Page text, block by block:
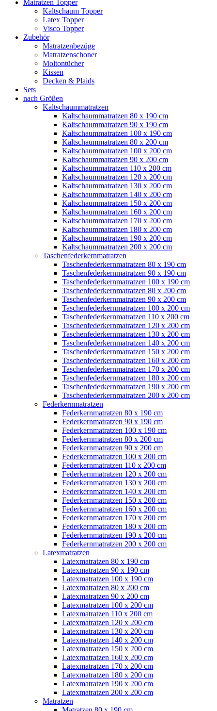
Matratzen Topper
Kaltschaum Topper
Latex Topper
Visco Topper
Zubehör
Matratzenbezüge
Matratzenschoner
Moltontücher
Kissen
Decken & Plaids
Sets
nach Größen
Kaltschaummatratzen
Kaltschaummatratzen 80 x 190 cm
Kaltschaummatratzen 90 x 190 cm
Kaltschaummatratzen 100 x 190 cm
Kaltschaummatratzen 80 x 200 cm
Kaltschaummatratzen 100 x 200 cm
Kaltschaummatratzen 90 x 200 cm
Kaltschaummatratzen 110 x 200 cm
Kaltschaummatratzen 120 x 200 cm
Kaltschaummatratzen 130 x 200 cm
Kaltschaummatratzen 140 x 200 cm
Kaltschaummatratzen 150 x 200 cm
Kaltschaummatratzen 160 x 200 cm
Kaltschaummatratzen 170 x 200 cm
Kaltschaummatratzen 180 x 200 cm
Kaltschaummatratzen 190 x 200 cm
Kaltschaummatratzen 200 x 200 cm
Taschenfederkernmatratzen
Taschenfederkernmatratzen 80 x 190 cm
Taschenfederkernmatratzen 90 x 190 cm
Taschenfederkernmatratzen 100 x 190 cm
Taschenfederkernmatratzen 80 x 200 cm
Taschenfederkernmatratzen 90 x 200 cm
Taschenfederkernmatratzen 100 x 200 cm
Taschenfederkernmatratzen 110 x 200 cm
Taschenfederkernmatratzen 120 x 200 cm
Taschenfederkernmatratzen 130 x 200 cm
Taschenfederkernmatratzen 140 x 200 cm
Taschenfederkernmatratzen 150 x 200 cm
Taschenfederkernmatratzen 160 x 200 cm
Taschenfederkernmatratzen 170 x 200 cm
Taschenfederkernmatratzen 180 x 200 cm
Taschenfederkernmatratzen 190 x 200 cm
Taschenfederkernmatratzen 200 x 200 cm
Federkernmatratzen
Federkernmatratzen 80 x 190 cm
Federkernmatratzen 90 x 190 cm
Federkernmatratzen 100 x 190 cm
Federkernmatratzen 80 x 200 cm
Federkernmatratzen 90 x 200 cm
Federkernmatratzen 100 x 200 cm
Federkernmatratzen 110 x 200 cm
Federkernmatratzen 120 x 200 cm
Federkernmatratzen 130 x 200 cm
Federkernmatratzen 140 x 200 cm
Federkernmatratzen 150 x 200 cm
Federkernmatratzen 160 x 200 cm
Federkernmatratzen 170 x 200 cm
Federkernmatratzen 180 x 200 cm
Federkernmatratzen 190 x 200 cm
Federkernmatratzen 200 x 200 cm
Latexmatratzen
Latexmatratzen 80 x 190 cm
Latexmatratzen 90 x 190 cm
Latexmatratzen 100 x 190 cm
Latexmatratzen 80 x 200 cm
Latexmatratzen 90 x 200 cm
Latexmatratzen 100 x 200 cm
Latexmatratzen 110 x 200 cm
Latexmatratzen 120 x 200 cm
Latexmatratzen 130 x 200 cm
Latexmatratzen 140 x 200 cm
Latexmatratzen 150 x 200 cm
Latexmatratzen 160 x 200 cm
Latexmatratzen 170 x 200 cm
Latexmatratzen 180 x 200 cm
Latexmatratzen 190 x 200 cm
Latexmatratzen 200 x 200 cm
Matratzen